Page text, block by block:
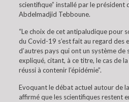
scientifique” installé par le président
Abdelmadjid Tebboune.
“Le choix de cet antipaludique pour
du Covid-19 s’est fait au regard des
d’autres pays qui ont un système de
expliqué, citant, à ce titre, le cas de
réussi à contenir l’épidémie”.
Evoquant le débat actuel autour de
affirmé que les scientifiques restent